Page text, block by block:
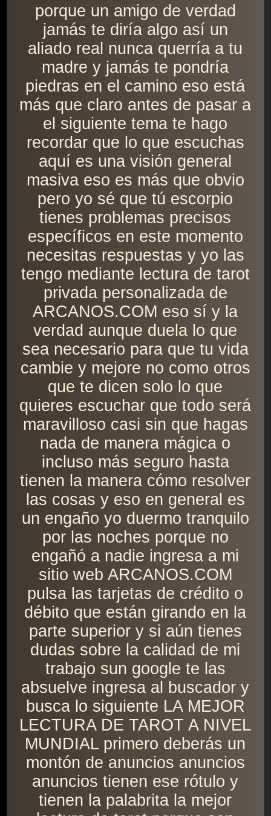
porque un amigo de verdad
jamás te diría algo así un
aliado real nunca querría a tu
madre y jamás te pondría
piedras en el camino eso está
más que claro antes de pasar a
el siguiente tema te hago
recordar que lo que escuchas
aquí es una visión general
masiva eso es más que obvio
pero yo sé que tú escorpio
tienes problemas precisos
específicos en este momento
necesitas respuestas y yo las
tengo mediante lectura de tarot
privada personalizada de
ARCANOS.COM eso sí y la
verdad aunque duela lo que
sea necesario para que tu vida
cambie y mejore no como otros
que te dicen solo lo que
quieres escuchar que todo será
maravilloso casi sin que hagas
nada de manera mágica o
incluso más seguro hasta
tienen la manera cómo resolver
las cosas y eso en general es
un engaño yo duermo tranquilo
por las noches porque no
engañó a nadie ingresa a mi
sitio web ARCANOS.COM
pulsa las tarjetas de crédito o
débito que están girando en la
parte superior y si aún tienes
dudas sobre la calidad de mi
trabajo sun google te las
absuelve ingresa al buscador y
busca lo siguiente LA MEJOR
LECTURA DE TAROT A NIVEL
MUNDIAL primero deberás un
montón de anuncios anuncios
anuncios tienen ese rótulo y
tienen la palabrita la mejor